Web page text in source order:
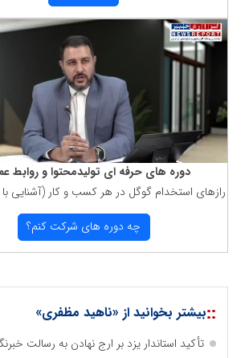
دوره های حرفه ای تولیدمحتوا و روابط
رازهای استخدام گوگل در هر كسب و كار (آشنایی
چه دوره های شركت كنم؟
::بیشتر بخوانید از «ناهید مظفری»
تأکید استاندار یزد بر ارج نهادن به رسالت